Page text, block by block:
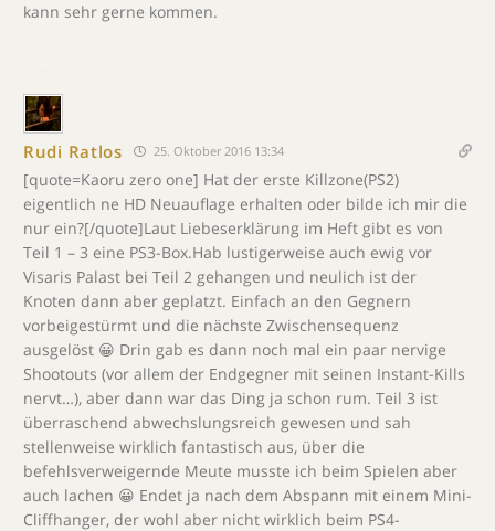
kann sehr gerne kommen.
Rudi Ratlos 25. Oktober 2016 13:34
[quote=Kaoru zero one] Hat der erste Killzone(PS2)
eigentlich ne HD Neuauflage erhalten oder bilde ich mir die
nur ein?[/quote]Laut Liebeserklärung im Heft gibt es von
Teil 1 – 3 eine PS3-Box.Hab lustigerweise auch ewig vor
Visaris Palast bei Teil 2 gehangen und neulich ist der
Knoten dann aber geplatzt. Einfach an den Gegnern
vorbeigestürmt und die nächste Zwischensequenz
ausgelöst 😀 Drin gab es dann noch mal ein paar nervige
Shootouts (vor allem der Endgegner mit seinen Instant-Kills
nervt…), aber dann war das Ding ja schon rum. Teil 3 ist
überraschend abwechslungsreich gewesen und sah
stellenweise wirklich fantastisch aus, über die
befehlsverweigernde Meute musste ich beim Spielen aber
auch lachen 😀 Endet ja nach dem Abspann mit einem Mini-
Cliffhanger, der wohl aber nicht wirklich beim PS4-